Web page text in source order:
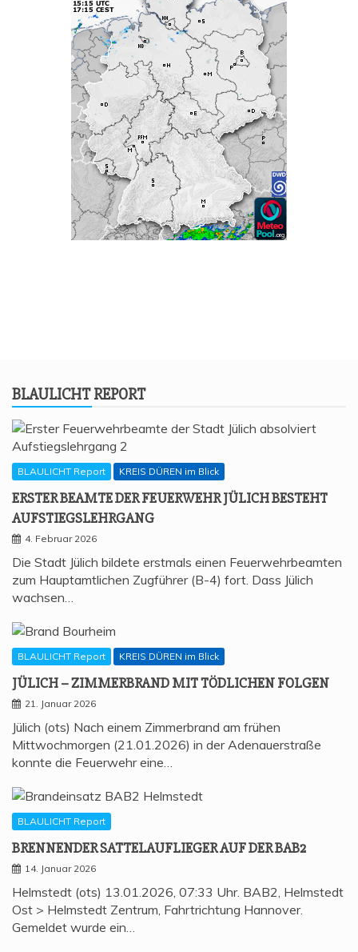
BLAU­LICHT REPORT
BLAULICHT Report KREIS DÜREN im Blick
ERS­TER BEAM­TE DER FEU­ER­WEHR JÜLICH BESTEHT
AUFSTIEGSLEHRGANG
4. Februar 2026
Die Stadt Jülich bildete erstmals einen Feuerwehrbeamten
zum Hauptamtlichen Zugführer (B-4) fort. Dass Jülich
wachsen…
BLAULICHT Report KREIS DÜREN im Blick
JÜLICH – ZIM­MER­BRAND MIT TÖD­LI­CHEN FOLGEN
21. Januar 2026
Jülich (ots) Nach einem Zimmerbrand am frühen
Mittwochmorgen (21.01.2026) in der Adenauerstraße
konnte die Feuerwehr eine…
BLAULICHT Report
BREN­NEN­DER SAT­TEL­AUF­LIE­GER AUF DER BAB2
14. Januar 2026
Helmstedt (ots) 13.01.2026, 07:33 Uhr. BAB2, Helmstedt
Ost > Helmstedt Zentrum, Fahrtrichtung Hannover.
Gemeldet wurde ein…